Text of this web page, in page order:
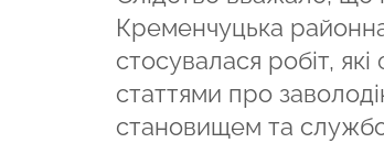
Кременчуцька
стосувалася робіт,
статтями про
становищем та